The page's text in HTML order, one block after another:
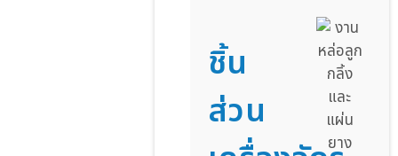
ชิ้น
ส่วน